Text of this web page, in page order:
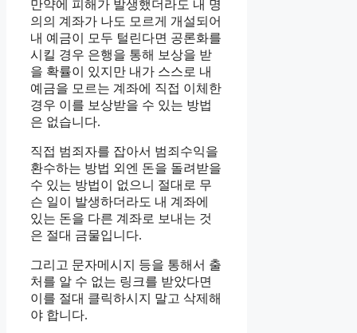
만약에 피해가 발생했더라도 내 명
의의 계좌가 나도 모르게 개설되어
내 예금이 모두 털린다면 공론화를
시킬 경우 은행을 통해 보상을 받
을 확률이 있지만 내가 스스로 내
예금을 모르는 계좌에 직접 이체한
경우 이를 보상받을 수 있는 방법
은 없습니다.
직접 범죄자를 잡아서 범죄수익을
환수하는 방법 외엔 돈을 돌려받을
수 있는 방법이 없으니 절대로 무
슨 일이 발생하더라도 내 계좌에
있는 돈을 다른 계좌로 보내는 것
은 절대 금물입니다.
그리고 문자메시지 등을 통해서 출
처를 알 수 없는 링크를 받았다면
이를 절대 클릭하시지 말고 삭제해
야 합니다.